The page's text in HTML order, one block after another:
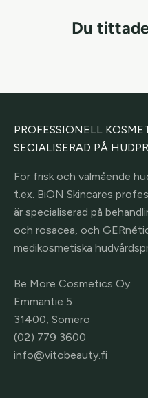
Du
PROFESSIONELL
SECIALISERAD PÅ
För frisk och välmående
t.ex. BiON Skincares
är specialiserad på
och rosacea, och
medikosmetiska
Be More Cosmetics Oy
Emmantie 5
31400, Somero
(02) 779 3600
info@vitobeauty.fi